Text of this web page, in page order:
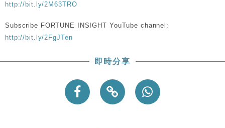
17:40
財經｜本港6月零售額連升14個月 珠寶鐘錶銷售升勢
16:33
50%
http://bit.ly/2M63TRO
Subscribe FORTUNE INSIGHT YouTube channel:
http://bit.ly/2FgJTen
即時分享